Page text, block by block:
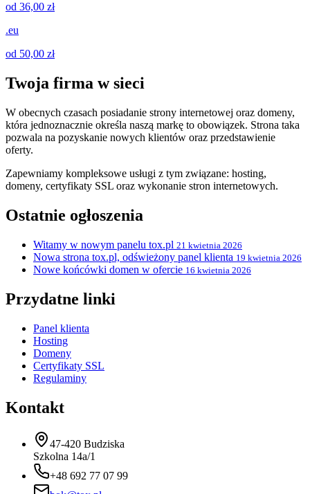
od 36,00 zł
.eu
od 50,00 zł
Twoja firma w sieci
W obecnych czasach posiadanie strony internetowej oraz domeny,
która jednoznacznie określa naszą markę to obowiązek. Strona taka
pozwala na pozyskanie nowych klientów oraz przedstawienie
oferty.
Zapewniamy kompleksowe usługi z tym związane: hosting,
domeny, certyfikaty SSL oraz wykonanie stron internetowych.
Ostatnie ogłoszenia
Witamy w nowym panelu tox.pl 21 kwietnia 2026
Nowa strona tox.pl, odświeżony panel klienta 19 kwietnia 2026
Nowe końcówki domen w ofercie 16 kwietnia 2026
Przydatne linki
Panel klienta
Hosting
Domeny
Certyfikaty SSL
Regulaminy
Kontakt
47-420 Budziska
Szkolna 14a/1
+48 692 77 07 99